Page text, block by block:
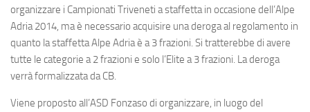
organizzare i Campionati Triveneti a staffetta in occasione dell’Alpe
Adria 2014, ma è necessario acquisire una deroga al regolamento in
quanto la staffetta Alpe Adria è a 3 frazioni. Si tratterebbe di avere
tutte le categorie a 2 frazioni e solo l’Elite a 3 frazioni. La deroga
verrà formalizzata daCB.
Viene proposto all’ASD Fonzaso di organizzare, in luogo del